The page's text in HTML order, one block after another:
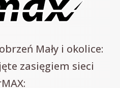
Mały i okolice:
zasięgiem sieci